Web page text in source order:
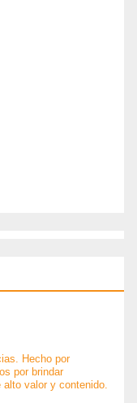
Hecho por
por brindar
valor y contenido.